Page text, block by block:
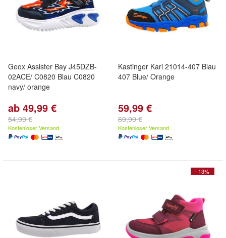
Geox Assister Bay J45DZB-
02ACE/ C0820 Blau C0820
navy/ orange
ab 49,99 €
54,99 €
Kostenloser Versand
Kastinger Kari 21014-407 Blau
407 Blue/ Orange
59,99 €
69,99 €
Kostenloser Versand
- 13%